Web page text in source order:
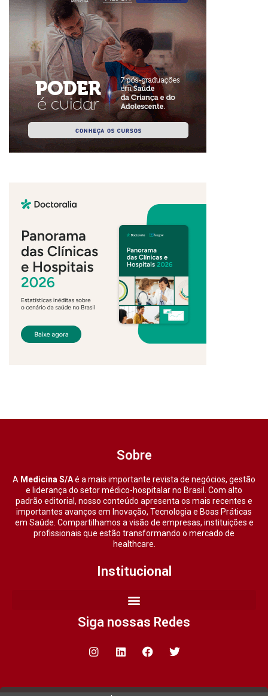
Sobre
A Medicina S/Aé a mais importante revista de negócios, gestão
e liderança do setor médico-hospitalar no Brasil. Com alto
padrão editorial, nosso conteúdo apresenta os mais recentes e
importantes avanços em Inovação, Tecnologia e Boas Práticas
em Saúde. Compartilhamos a visão de empresas, instituições e
profissionais que estão transformando o mercado de
healthcare.
Institucional
Siga nossas Redes